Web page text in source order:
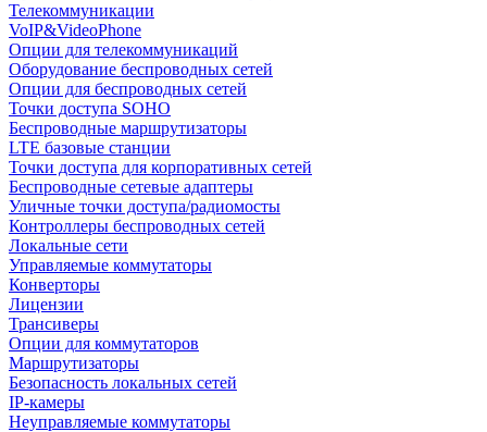
Телекоммуникации
VoIP&VideoPhone
Опции для телекоммуникаций
Оборудование беспроводных сетей
Опции для беспроводных сетей
Точки доступа SOHO
Беспроводные маршрутизаторы
LTE базовые станции
Точки доступа для корпоративных сетей
Беспроводные сетевые адаптеры
Уличные точки доступа/радиомосты
Контроллеры беспроводных сетей
Локальные сети
Управляемые коммутаторы
Конверторы
Лицензии
Трансиверы
Опции для коммутаторов
Маршрутизаторы
Безопасность локальных сетей
IP-камеры
Неуправляемые коммутаторы